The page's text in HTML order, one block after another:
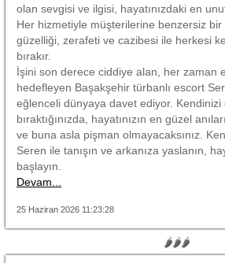
olan sevgisi ve ilgisi, hayatınızdaki en
Her hizmetiyle müşterilerine benzersiz
güzelliği, zerafeti ve cazibesi ile herkesi
bırakır.
İşini son derece ciddiye alan, her zaman
hedefleyen Başakşehir türbanlı escort
eğlenceli dünyaya davet ediyor.
bıraktığınızda, hayatınızın en güzel
ve buna asla pişman olmayacaksınız.
Seren ile tanışın ve arkanıza yaslanın,
başlayın.
Devam...
25 Haziran 2026 11:23:28
🌶🌶🌶